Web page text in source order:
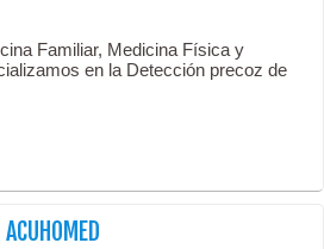
Familiar, Medicina Física y
en la Detección precoz de
ACUHOMED